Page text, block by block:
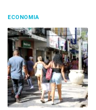
ECONOMIA